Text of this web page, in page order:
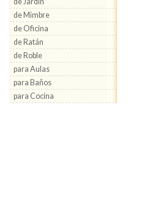
de Mimbre
de Oficina
de Ratán
de Roble
para Aulas
para Baños
para Cocina